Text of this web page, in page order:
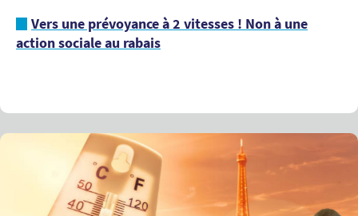
Vers une prévoyance à 2 vitesses ! Non à une
action sociale au rabais